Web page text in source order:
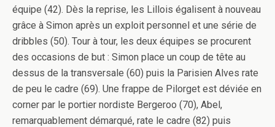
équipe (42). Dès la reprise, les Lillois égalisent à nouveau
grâce à Simon après un exploit personnel et une série de
dribbles (50). Tour à tour, les deux équipes se procurent
des occasions de but : Simon place un coup de tête au
dessus de la transversale (60) puis la Parisien Alves rate
de peu le cadre (69). Une frappe de Pilorget est déviée en
corner par le portier nordiste Bergeroo (70), Abel,
remarquablement démarqué, rate le cadre (82) puis